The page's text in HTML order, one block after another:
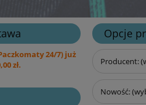
24/7) już
zł.
Opcje
Producent:
Nowość: